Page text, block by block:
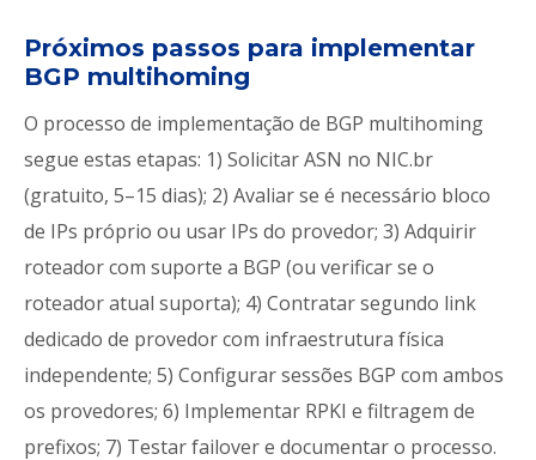
Próximos passos para implementar
BGP multihoming
O processo de implementação de BGP multihoming
segue estas etapas: 1) Solicitar ASN no NIC.br
(gratuito, 5–15 dias); 2) Avaliar se é necessário bloco
de IPs próprio ou usar IPs do provedor; 3) Adquirir
roteador com suporte a BGP (ou verificar se o
roteador atual suporta); 4) Contratar segundo link
dedicado de provedor com infraestrutura física
independente; 5) Configurar sessões BGP com ambos
os provedores; 6) Implementar RPKI e filtragem de
prefixos; 7) Testar failover e documentar o processo.